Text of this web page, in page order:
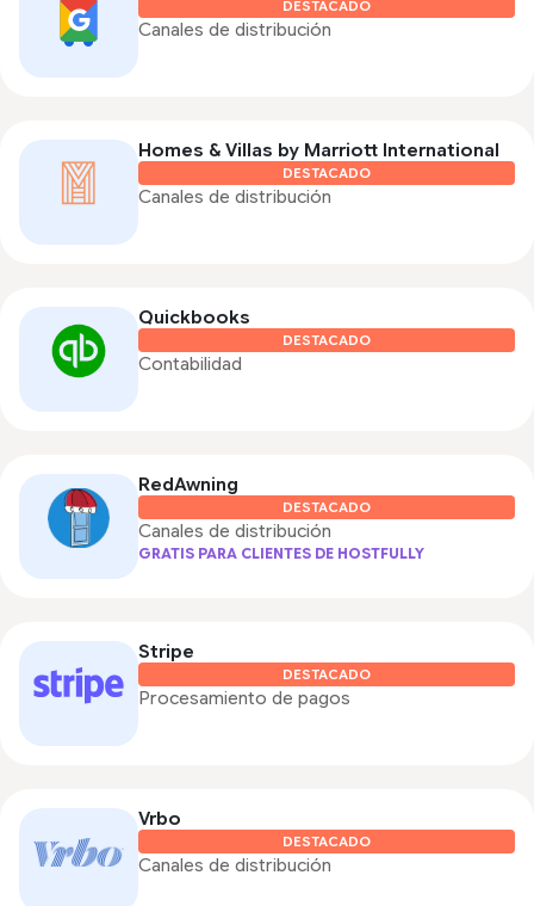
DESTACADO
Canales de distribución
Homes & Villas by Marriott International
DESTACADO
Canales de distribución
Quickbooks
DESTACADO
Contabilidad
RedAwning
DESTACADO
Canales de distribución
GRATIS PARA CLIENTES DE HOSTFULLY
Stripe
DESTACADO
Procesamiento de pagos
Vrbo
DESTACADO
Canales de distribución